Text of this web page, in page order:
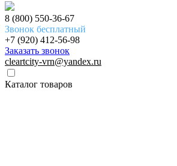
8 (800) 550-36-67
Звонок бесплатный
+7 (920) 412-56-98
Заказать звонок
cleartcity-vrn@yandex.ru
Каталог товаров